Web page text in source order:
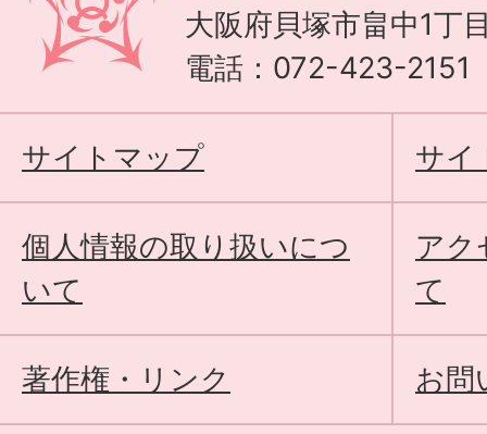
大阪府貝塚市畠中1丁
電話：072-423-2151
サイトマップ サイ
個人情報の取り扱いにつ
いて
アク
て
著作権・リンク お問